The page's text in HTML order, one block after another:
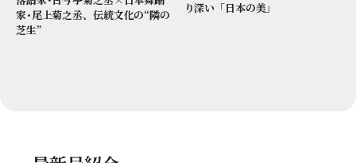
家･尾上菊之丞、伝統文化の“隣の
芝生”
り深い「日本の美」